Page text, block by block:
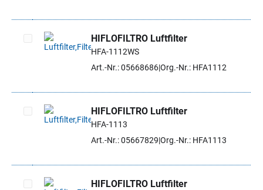
Artikel auswählen
HIFLOFILTRO Luftfilter
HFA-1112WS
Art.-Nr.: 05668686Org.-Nr.: HFA1112
Artikel auswählen
HIFLOFILTRO Luftfilter
HFA-1113
Art.-Nr.: 05667829 Org.-Nr.: HFA1113
HIFLOFILTRO Luftfilter